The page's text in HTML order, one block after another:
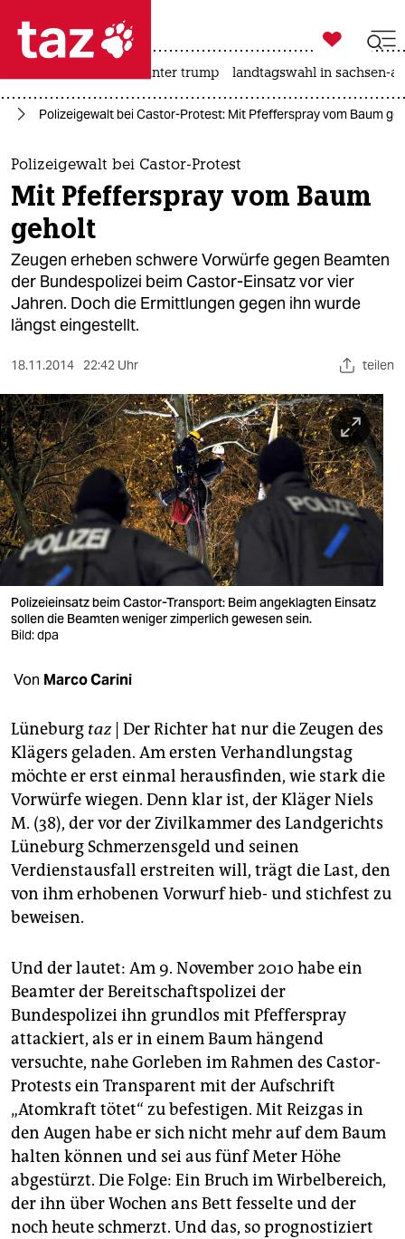
 taz zahl ich
taz zahl ich
themen
politik
öko
gesellschaft
kultur
sport
berlin
nord
wahrheit
verlag
verlag
veranstaltungen
shop
fragen & hilfe
abo
genossenschaft
epaper login

taz zahl ich
usa unter trump landtagswahl in sachsen-
Polizeigewalt bei Castor-Protest: Mit Pfefferspray vom Baum
Polizeigewalt bei Castor-Protest
Mit Pfefferspray vom Baum
geholt
Zeugen erheben schwere Vorwürfe gegen Beamten
der Bundespolizei beim Castor-Einsatz vor vier
Jahren. Doch die Ermittlungen gegen ihn wurde
längst eingestellt.
18.11.2014 22:42 Uhr teilen
Polizeieinsatz beim Castor-Transport: Beim angeklagten Einsatz
sollen die Beamten weniger zimperlich gewesen sein.
Bild: dpa
Von Marco Carini
Lüneburg taz| Der Richter hat nur die Zeugen des
Klägers geladen. Am ersten Verhandlungstag
möchte er erst einmal herausfinden, wie stark die
Vorwürfe wiegen. Denn klar ist, der Kläger Niels
M. (38), der vor der Zivilkammer des Landgerichts
Lüneburg Schmerzensgeld und seinen
Verdienstausfall erstreiten will, trägt die Last, den
von ihm erhobenen Vorwurf hieb- und stichfest zu
beweisen.
Und der lautet: Am 9. November 2010 habe ein
Beamter der Bereitschaftspolizei der
Bundespolizei ihn grundlos mit Pfefferspray
attackiert, als er in einem Baum hängend
versuchte, nahe Gorleben im Rahmen des Castor-
Protests ein Transparent mit der Aufschrift
„Atomkraft tötet“ zu befestigen. Mit Reizgas in
den Augen habe er sich nicht mehr auf dem Baum
halten können und sei aus fünf Meter Höhe
abgestürzt. Die Folge: Ein Bruch im Wirbelbereich,
der ihn über Wochen ans Bett fesselte und der
noch heute schmerzt. Und das, so prognostiziert